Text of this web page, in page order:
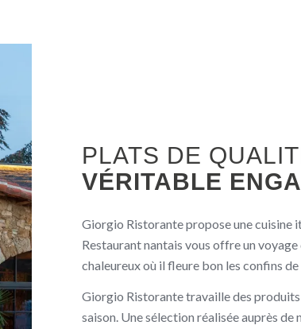
PLATS DE
VÉRITABLE
Giorgio Ristorante propose une cuisine
Restaurant nantais vous offre un
chaleureux où il fleure bon les confins de
Giorgio Ristorante travaille des
saison. Une sélection réalisée auprès